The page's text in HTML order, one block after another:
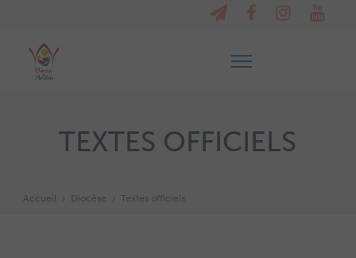
TEXTES OFFICIELS
Accueil Diocèse Textes officiels